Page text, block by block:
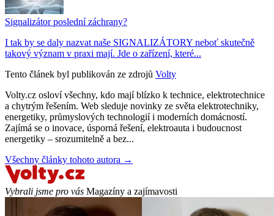
Signalizátor poslední záchrany?
I tak by se daly nazvat naše SIGNALIZÁTORY neboť skutečně
takový význam v praxi mají. Jde o zařízení, které...
Tento článek byl publikován ze zdrojů Volty
Volty.cz osloví všechny, kdo mají blízko k technice, elektrotechnice
a chytrým řešením. Web sleduje novinky ze světa elektrotechniky,
energetiky, průmyslových technologií i moderních domácností.
Zajímá se o inovace, úsporná řešení, elektroauta i budoucnost
energetiky – srozumitelně a bez...
Všechny články tohoto autora →
Vybrali jsme pro vás Magazíny a zajímavosti